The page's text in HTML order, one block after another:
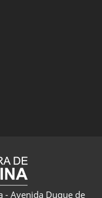
- Avenida Duque de